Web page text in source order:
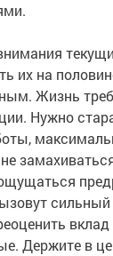
их на
Жизнь
Нужно
Держите в